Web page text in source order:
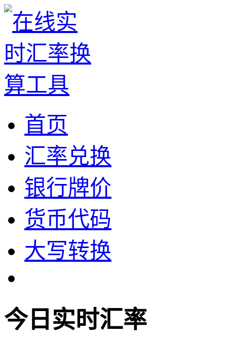
首页
汇率兑换
银行牌价
货币代码
大写转换
今日实时汇率